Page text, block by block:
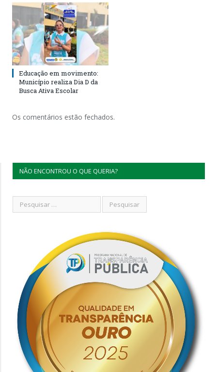
Educação em movimento:
Município realiza Dia D da
Busca Ativa Escolar
Os comentários estão fechados.
NÃO ENCONTROU O QUE QUERIA?